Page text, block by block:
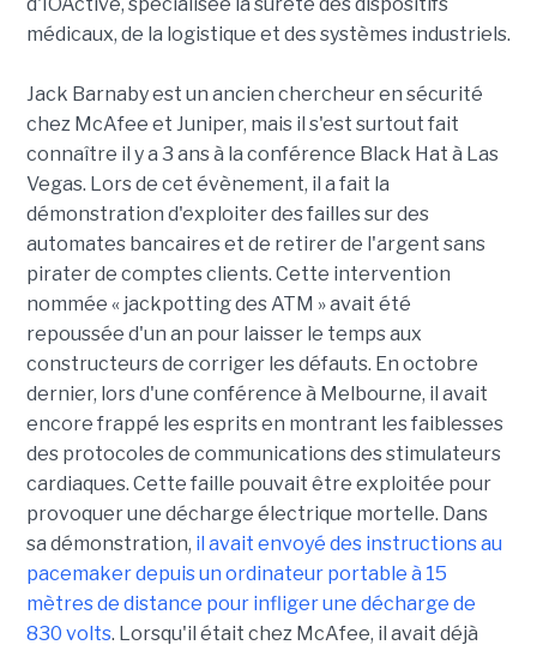
d'IOActive, spécialisée la sûreté des dispositifs
médicaux, de la logistique et des systèmes industriels.
Jack Barnaby est un ancien chercheur en sécurité
chez McAfee et Juniper, mais il s'est surtout fait
connaître il y a 3 ans à la conférence Black Hat à Las
Vegas. Lors de cet évènement, il a fait la
démonstration d'exploiter des failles sur des
automates bancaires et de retirer de l'argent sans
pirater de comptes clients. Cette intervention
nommée « jackpotting des ATM » avait été
repoussée d'un an pour laisser le temps aux
constructeurs de corriger les défauts. En octobre
dernier, lors d'une conférence à Melbourne, il avait
encore frappé les esprits en montrant les faiblesses
des protocoles de communications des stimulateurs
cardiaques. Cette faille pouvait être exploitée pour
provoquer une décharge électrique mortelle. Dans
sa démonstration, il avait envoyé des instructions au
pacemaker depuis un ordinateur portable à 15
mètres de distance pour infliger une décharge de
830 volts. Lorsqu'il était chez McAfee, il avait déjà